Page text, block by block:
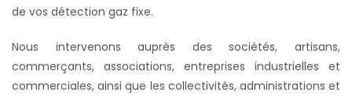
de vos détection gaz fixe.
Nous intervenons auprès des sociétés, artisans,
commerçants, associations, entreprises industrielles et
commerciales, ainsi que les collectivités, administrations et